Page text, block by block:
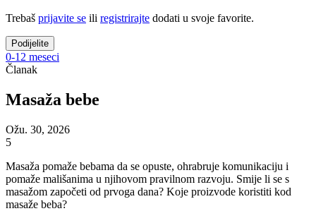
Trebaš prijavite se ili registrirajte dodati u svoje favorite.
Podijelite
0-12 meseci
Članak
Masaža bebe
Ožu. 30, 2026
5
Masaža pomaže bebama da se opuste, ohrabruje komunikaciju i
pomaže mališanima u njihovom pravilnom razvoju. Smije li se s
masažom započeti od prvoga dana? Koje proizvode koristiti kod
masaže beba?